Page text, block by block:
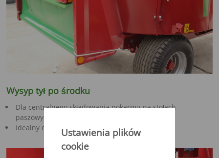
Ustawienia plików
cookie
Wysyp tył po środku
Dla centralnego składowania pokarmu na stołach
paszowych
Idealny do dozowania premiksów w silosach